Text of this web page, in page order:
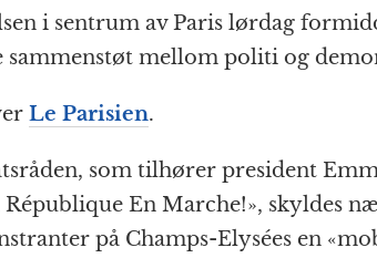
i sentrum av Paris lørdag
sammenstøt mellom politi og
Le Parisien.
som tilhører president
En Marche!», skyldes
på Champs-Elysées en